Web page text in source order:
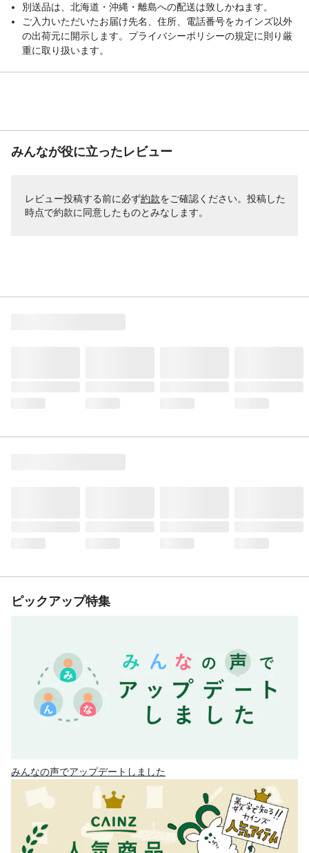
別送品は、北海道・沖縄・離島への配送は致しかねます。
ご入力いただいたお届け先名、住所、電話番号をカインズ以外
の出荷元に開示します。プライバシーポリシーの規定に則り厳
重に取り扱います。
みんなが役に立ったレビュー
レビュー投稿する前に必ず約款をご確認ください。投稿した
時点で約款に同意したものとみなします。
ピックアップ特集
みんなの声でアップデートしました